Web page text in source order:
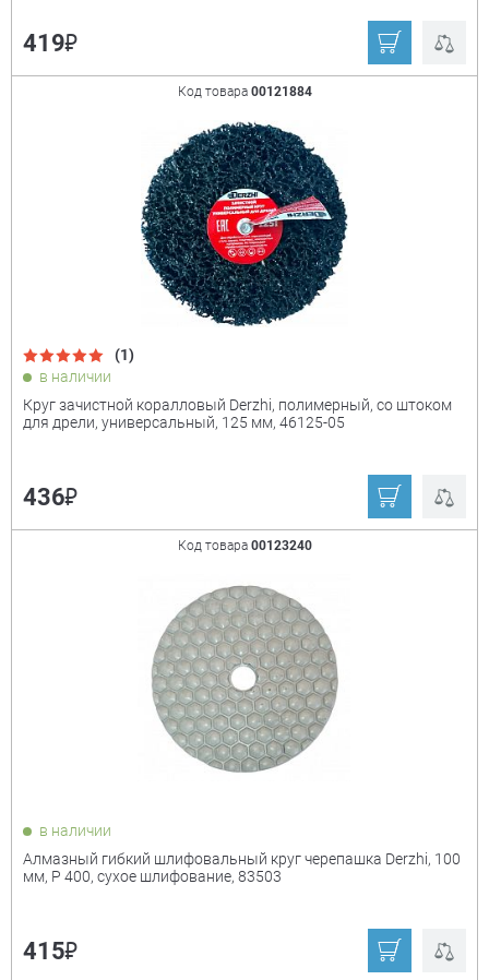
419₽
Код товара 00121884
(1)
в наличии
Круг зачистной коралловый Derzhi, полимерный, со штоком
для дрели, универсальный, 125 мм, 46125-05
436₽
Код товара 00123240
в наличии
Алмазный гибкий шлифовальный круг черепашка Derzhi, 100
мм, P 400, сухое шлифование, 83503
415₽